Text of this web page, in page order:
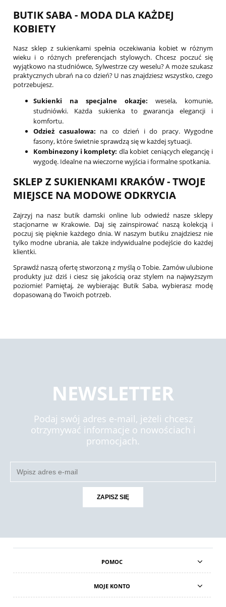
BUTIK SABA - MODA DLA KAŻDEJ
KOBIETY
Nasz sklep z sukienkami spełnia oczekiwania kobiet w różnym
wieku i o różnych preferencjach stylowych. Chcesz poczuć się
wyjątkowo na studniówce, Sylwestrze czy weselu? A może szukasz
praktycznych ubrań na co dzień? U nas znajdziesz wszystko, czego
potrzebujesz.
Sukienki na specjalne okazje: wesela, komunie,
studniówki. Każda sukienka to gwarancja elegancji i
komfortu.
Odzież casualowa: na co dzień i do pracy. Wygodne
fasony, które świetnie sprawdzą się w każdej sytuacji.
Kombinezony i komplety: dla kobiet ceniących elegancję i
wygodę. Idealne na wieczorne wyjścia i formalne spotkania.
SKLEP Z SUKIENKAMI KRAKÓW - TWOJE
MIEJSCE NA MODOWE ODKRYCIA
Zajrzyj na nasz butik damski online lub odwiedź nasze sklepy
stacjonarne w Krakowie. Daj się zainspirować naszą kolekcją i
poczuj się pięknie każdego dnia. W naszym butiku znajdziesz nie
tylko modne ubrania, ale także indywidualne podejście do każdej
klientki.
Sprawdź naszą ofertę stworzoną z myślą o Tobie. Zamów ulubione
produkty już dziś i ciesz się jakością oraz stylem na najwyższym
poziomie! Pamiętaj, że wybierając Butik Saba, wybierasz modę
dopasowaną do Twoich potrzeb.
NEWSLETTER
Podaj swój adres e-mail, jeżeli chcesz
otrzymywać informacje o nowościach i
promocjach.
ZAPISZ SIĘ
POMOC
MOJE KONTO